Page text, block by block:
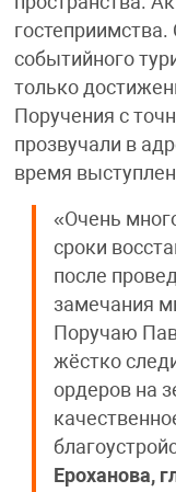
событийного
только
Поручения с
прозвучали в
время
«Очень
сроки
после
замечания
Поручаю
жёстко
ордеров на
Ероханова,